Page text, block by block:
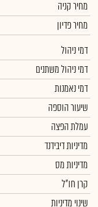
מחיר קניה
מחיר פדיון
דמי ניהול
דמי ניהול משתנים
דמי נאמנות
שיעור הוספה
עמלת הפצה
מדיניות דיבידנד
מדיניות מס
קרן חו"ל
שינוי מדיניות